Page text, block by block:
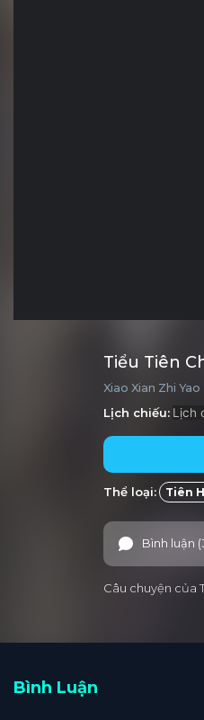
Tiểu Tiên
Xiao Xian Zhi Yao
Lịch chiếu: Lịch
Thể loại: Tiên
Bình luận
Câu chuyện của
Bình Luận